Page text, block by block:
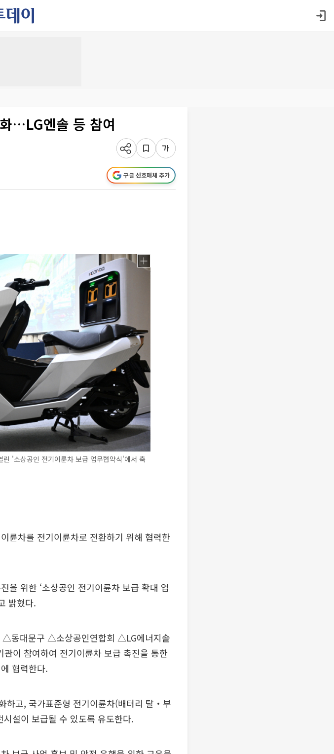
…LG엔솔 등 참여
구글 선호매체 추가
'소상공인 전기이륜차 보급 업무협약식'에서 축
륜차를 전기이륜차로 전환하기 위해 협력한
을 위한 ‘소상공인 전기이륜차 보급 확대 업
밝혔다.
동대문구 △소상공인연합회 △LG에너지솔
이 참여하여 전기이륜차 보급 촉진을 통한
협력한다.​
하고, 국가표준형 전기이륜차(배터리 탈‧부
설이 보급될 수 있도록 유도한다.